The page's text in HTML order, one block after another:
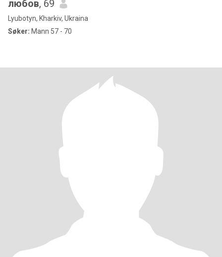
любов, 69
Lyubotyn, Kharkiv, Ukraina
Søker: Mann 57 - 70